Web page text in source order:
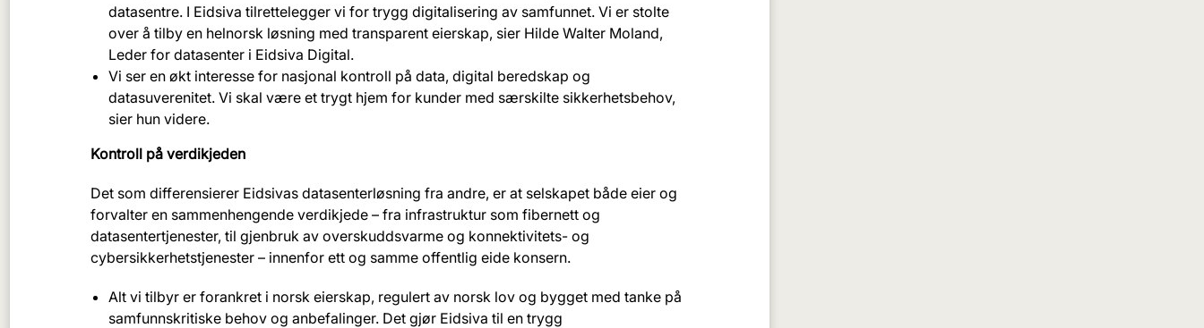
datasentre. I Eidsiva tilrettelegger vi for trygg digitalisering av samfunnet. Vi er stolte
over å tilby en helnorsk løsning med transparent eierskap, sier Hilde Walter Moland,
Leder for datasenter i Eidsiva Digital.
Vi ser en økt interesse for nasjonal kontroll på data, digital beredskap og
datasuverenitet. Vi skal være et trygt hjem for kunder med særskilte sikkerhetsbehov,
sier hun videre.
Kontroll på verdikjeden
Det som differensierer Eidsivas datasenterløsning fra andre, er at selskapet både eier og
forvalter en sammenhengende verdikjede – fra infrastruktur som fibernett og
datasentertjenester, til gjenbruk av overskuddsvarme og konnektivitets- og
cybersikkerhetstjenester – innenfor ett og samme offentlig eide konsern.
Alt vi tilbyr er forankret i norsk eierskap, regulert av norsk lov og bygget med tanke på
samfunnskritiske behov og anbefalinger. Det gjør Eidsiva til en trygg